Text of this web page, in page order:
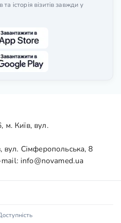
історія візитів завжди у
м. Київ, вул.
вул. Сімферопольська, 8
info@novamed.ua